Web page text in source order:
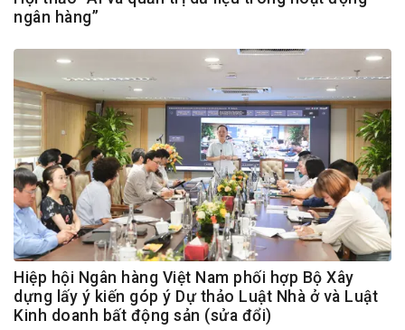
ngân hàng”
Hiệp hội Ngân hàng Việt Nam phối hợp Bộ Xây
dựng lấy ý kiến góp ý Dự thảo Luật Nhà ở và Luật
Kinh doanh bất động sản (sửa đổi)